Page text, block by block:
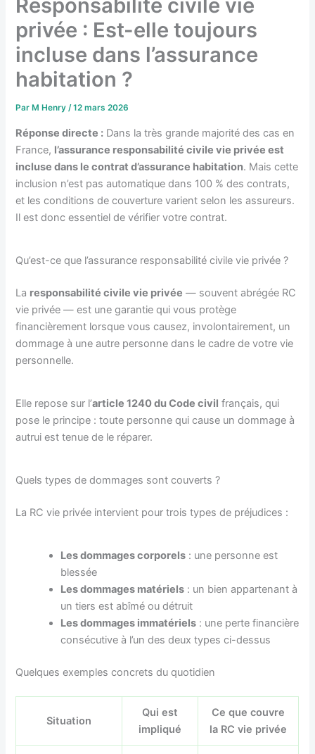
Responsabilité civile vie
privée : Est-elle toujours
incluse dans l’assurance
habitation ?
Par M Henry/12 mars 2026
Réponse directe : Dans la très grande majorité des cas en
France, l’assurance responsabilité civile vie privée est
incluse dans le contrat d’assurance habitation. Mais cette
inclusion n’est pas automatique dans 100 % des contrats,
et les conditions de couverture varient selon les assureurs.
Il est donc essentiel de vérifier votre contrat.
Qu’est-ce que l’assurance responsabilité civile vie privée ?
La responsabilité civile vie privée — souvent abrégée RC
vie privée — est une garantie qui vous protège
financièrement lorsque vous causez, involontairement, un
dommage à une autre personne dans le cadre de votre vie
personnelle.
Elle repose sur l’article 1240 du Code civil français, qui
pose le principe : toute personne qui cause un dommage à
autrui est tenue de le réparer.
Quels types de dommages sont couverts ?
La RC vie privée intervient pour trois types de préjudices :
Les dommages corporels : une personne est
blessée
Les dommages matériels : un bien appartenant à
un tiers est abîmé ou détruit
Les dommages immatériels : une perte financière
consécutive à l’un des deux types ci-dessus
Quelques exemples concrets du quotidien
Situation
Qui est
impliqué
Ce que couvre
la RC vie privée